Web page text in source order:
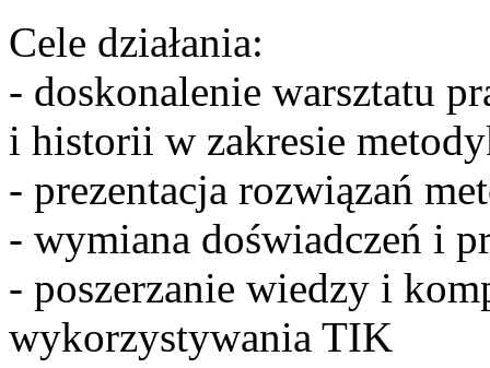
Cele działania:
- doskonalenie warsztatu
i historii w zakresie
- prezentacja rozwiązań
- wymiana doświadczeń i
- poszerzanie wiedzy i
wykorzystywania TIK